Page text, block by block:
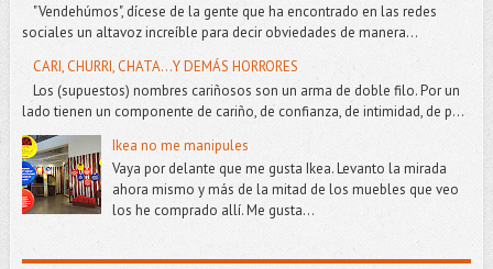
"Vendehúmos", dícese de la gente que ha encontrado en las redes
sociales un altavoz increíble para decir obviedades de manera...
CARI, CHURRI, CHATA...Y DEMÁS HORRORES
Los (supuestos) nombres cariñosos son un arma de doble filo. Por un
lado tienen un componente de cariño, de confianza, de intimidad, de p...
Ikea no me manipules
Vaya por delante que me gusta Ikea. Levanto la mirada
ahora mismo y más de la mitad de los muebles que veo
los he comprado allí. Me gusta...